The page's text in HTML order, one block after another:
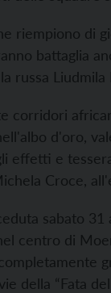
riempiono di
battaglia
russa
corridori
d'oro,
effetti e
Croce,
sabato
centro di
della “Fata